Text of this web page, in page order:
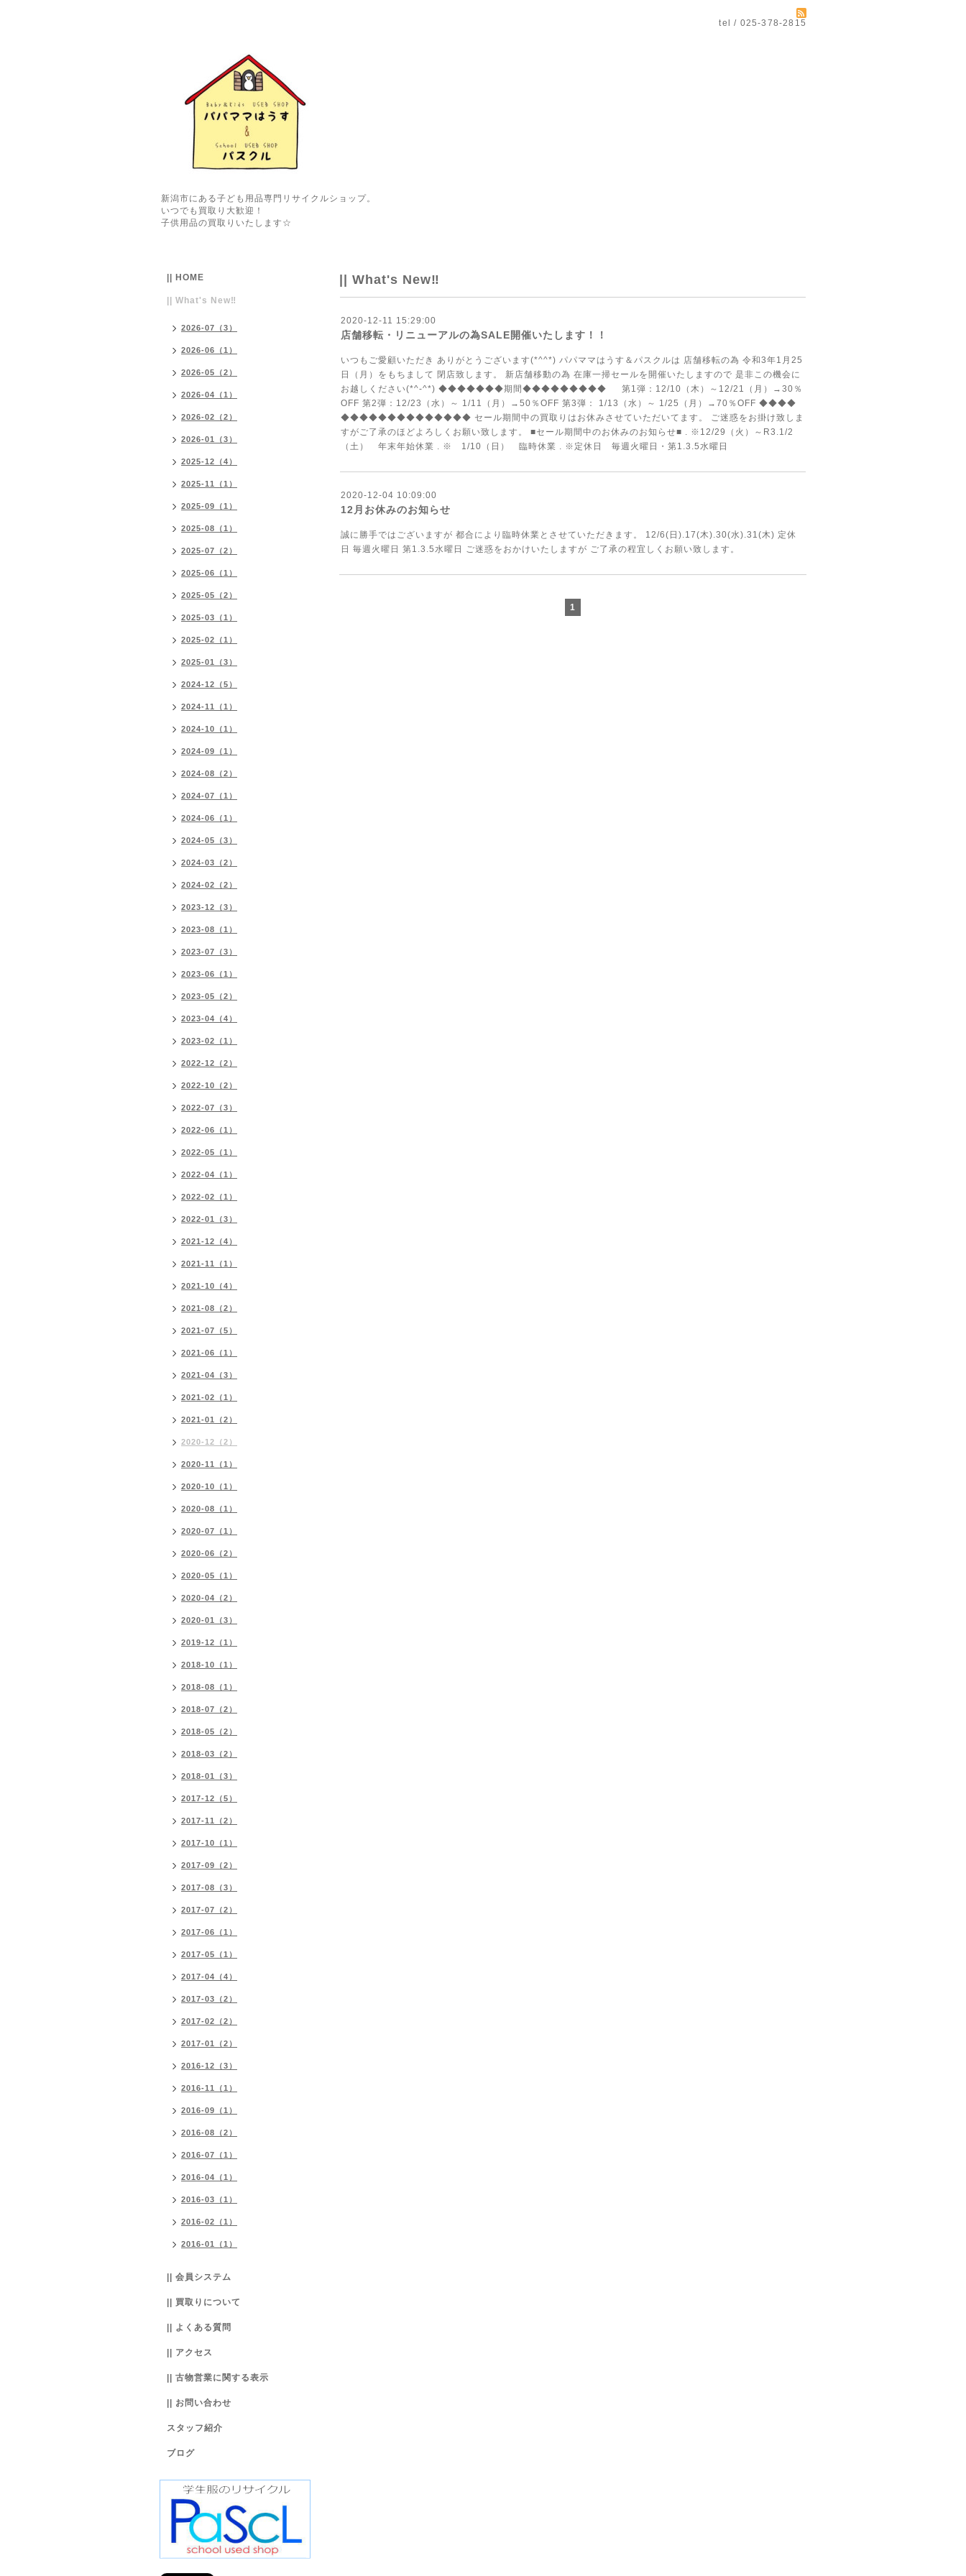
tel / 025-378-2815
新潟市にある子ども用品専門リサイクルショップ。
いつでも買取り大歓迎！
子供用品の買取りいたします☆
|| What's New‼
2020-12-11 15:29:00
店舗移転・リニューアルの為SALE開催いたします！！
いつもご愛顧いただき ありがとうございます(*^^*) パパママはうす＆パスクルは 店舗移転の為 令和3年1月25
日（月）をもちまして 閉店致します。 新店舗移動の為 在庫一掃セールを開催いたしますので 是非この機会に
お越しください(*^-^*) ◆◆◆◆◆◆◆期間◆◆◆◆◆◆◆◆◆ 第1弾：12/10（木）～12/21（月）→30％
OFF 第2弾：12/23（水）～ 1/11（月）→50％OFF 第3弾： 1/13（水）～ 1/25（月）→70％OFF ◆◆◆◆
◆◆◆◆◆◆◆◆◆◆◆◆◆◆ セール期間中の買取りはお休みさせていただいてます。 ご迷惑をお掛け致しま
すがご了承のほどよろしくお願い致します。 ■セール期間中のお休みのお知らせ■ . ※12/29（火）～R3.1/2
（土） 年末年始休業 . ※ 1/10（日） 臨時休業 . ※定休日 毎週火曜日・第1.3.5水曜日
2020-12-04 10:09:00
12月お休みのお知らせ
誠に勝手ではございますが 都合により臨時休業とさせていただきます。 12/6(日).17(木).30(水).31(木) 定休
日 毎週火曜日 第1.3.5水曜日 ご迷惑をおかけいたしますが ご了承の程宜しくお願い致します。
1
|| HOME
|| What's New‼
2026-07（3）
2026-06（1）
2026-05（2）
2026-04（1）
2026-02（2）
2026-01（3）
2025-12（4）
2025-11（1）
2025-09（1）
2025-08（1）
2025-07（2）
2025-06（1）
2025-05（2）
2025-03（1）
2025-02（1）
2025-01（3）
2024-12（5）
2024-11（1）
2024-10（1）
2024-09（1）
2024-08（2）
2024-07（1）
2024-06（1）
2024-05（3）
2024-03（2）
2024-02（2）
2023-12（3）
2023-08（1）
2023-07（3）
2023-06（1）
2023-05（2）
2023-04（4）
2023-02（1）
2022-12（2）
2022-10（2）
2022-07（3）
2022-06（1）
2022-05（1）
2022-04（1）
2022-02（1）
2022-01（3）
2021-12（4）
2021-11（1）
2021-10（4）
2021-08（2）
2021-07（5）
2021-06（1）
2021-04（3）
2021-02（1）
2021-01（2）
2020-12（2）
2020-11（1）
2020-10（1）
2020-08（1）
2020-07（1）
2020-06（2）
2020-05（1）
2020-04（2）
2020-01（3）
2019-12（1）
2018-10（1）
2018-08（1）
2018-07（2）
2018-05（2）
2018-03（2）
2018-01（3）
2017-12（5）
2017-11（2）
2017-10（1）
2017-09（2）
2017-08（3）
2017-07（2）
2017-06（1）
2017-05（1）
2017-04（4）
2017-03（2）
2017-02（2）
2017-01（2）
2016-12（3）
2016-11（1）
2016-09（1）
2016-08（2）
2016-07（1）
2016-04（1）
2016-03（1）
2016-02（1）
2016-01（1）
|| 会員システム
|| 買取りについて
|| よくある質問
|| アクセス
|| 古物営業に関する表示
|| お問い合わせ
スタッフ紹介
ブログ